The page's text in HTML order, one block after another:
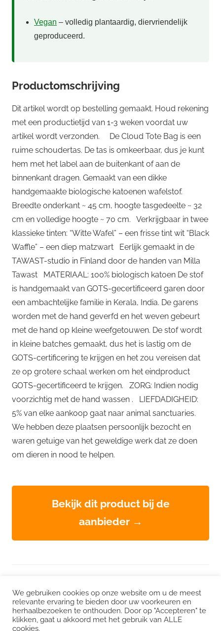
Vegan – volledig plantaardig, diervriendelijk
geproduceerd.
Productomschrijving
Dit artikel wordt op bestelling gemaakt. Houd rekening
met een productietijd van 1-3 weken voordat uw
artikel wordt verzonden. De Cloud Tote Bag is een
ruime schoudertas. De tas is omkeerbaar, dus je kunt
hem met het label aan de buitenkant of aan de
binnenkant dragen. Gemaakt van een dikke
handgemaakte biologische katoenen wafelstof.
Breedte onderkant ~ 45 cm, hoogte tasgedeelte ~ 32
cm en volledige hoogte ~ 70 cm. Verkrijgbaar in twee
klassieke tinten: “Witte Wafel” – een frisse tint wit “Black
Waffle” – een diep matzwart Eerlijk gemaakt in de
TAWAST-studio in Finland door de handen van Milla
Tawast MATERIAAL: 100% biologisch katoen De stof
is handgemaakt van GOTS-gecertificeerd garen door
een ambachtelijke familie in Kerala, India. De garens
worden met de hand geverfd en het weven gebeurt
met de hand op kleine weefgetouwen. De stof wordt
in kleine batches gemaakt, dus het is lastig om de
GOTS-certificering te krijgen en het zou vereisen dat
ze op grotere schaal werken om het eindproduct
GOTS-gecertificeerd te krijgen. ZORG: Indien nodig
voorzichtig met de hand wassen . LIEFDADIGHEID:
5% van elke aankoop gaat naar animal sanctuaries.
We hebben deze plaatsen persoonlijk bezocht en
waren getuige van het geweldige werk dat ze doen
om dieren in nood te helpen.
Bekijk dit product bij de
aanbieder →
Instagram|Facebook| LinkedIn |Twitter
We gebruiken cookies op onze website om u de meest
relevante ervaring te bieden door uw voorkeuren en
herhaalbezoeken te onthouden. Door op "Accepteren" te
klikken, gaat u akkoord met het gebruik van ALLE
cookies.